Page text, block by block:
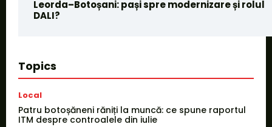
Leorda–Botoșani: pași spre modernizare și rolul
DALI?
Topics
Local
Patru botoșăneni răniți la muncă: ce spune raportul
ITM despre controalele din iulie